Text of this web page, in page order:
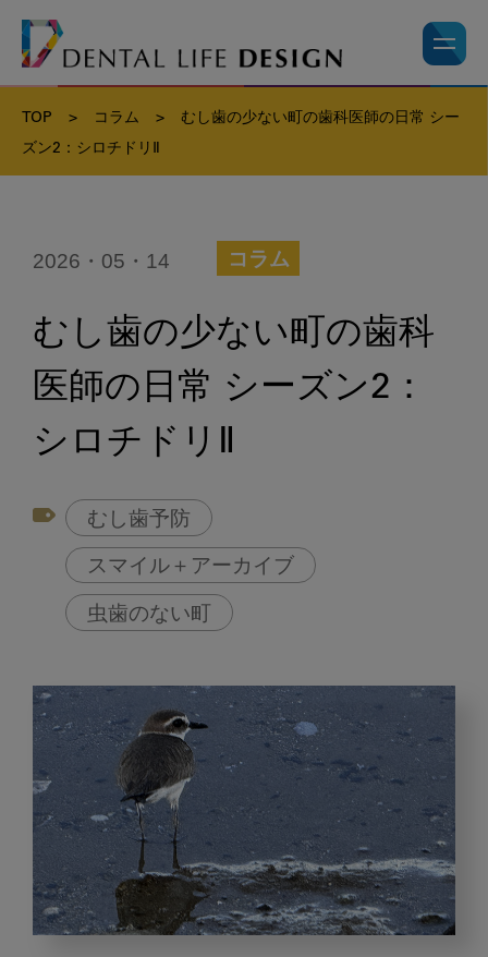
TOP > コラム >
むし歯の少ない町の歯科医師の日常 シー
ズン2：シロチドリⅡ
2026・05・14 コラム
むし歯の少ない町の歯科
医師の日常 シーズン2：
シロチドリⅡ
むし歯予防
スマイル＋アーカイブ
虫歯のない町